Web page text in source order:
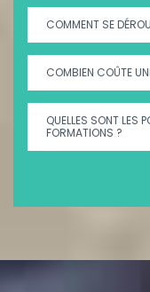
COMMENT SE
COMBIEN COÛTE
QUELLES SONT LES
FORMATIONS ?